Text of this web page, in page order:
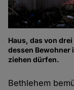
Haus, das von
dessen Bewohner
ziehen dürfen.
Bethlehem